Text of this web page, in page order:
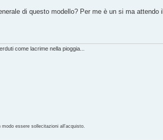
di questo modello? Per me è un si ma attendo
come lacrime nella pioggia...
essere sollecitazioni all'acquisto.